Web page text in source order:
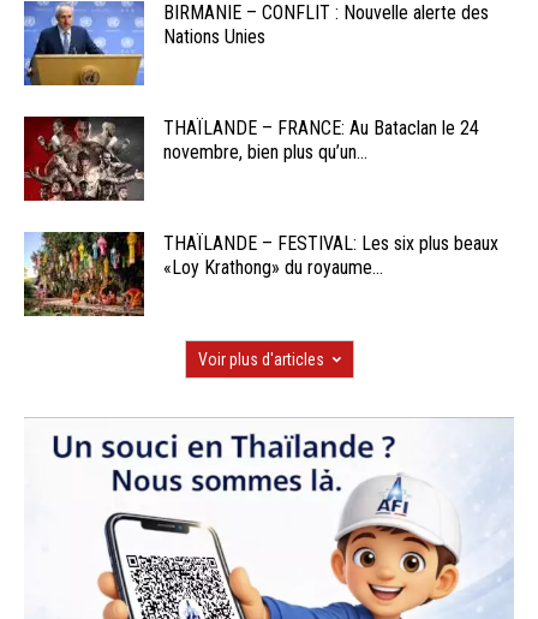
BIRMANIE – CONFLIT : Nouvelle alerte des
Nations Unies
THAÏLANDE – FRANCE: Au Bataclan le 24
novembre, bien plus qu’un...
THAÏLANDE – FESTIVAL: Les six plus beaux
«Loy Krathong» du royaume...
Voir plus d'articles